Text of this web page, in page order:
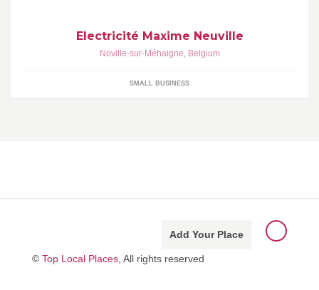
Electricité Maxime Neuville
Noville-sur-Méhaigne, Belgium
SMALL BUSINESS
Add Your Place
© Top Local Places , All rights reserved